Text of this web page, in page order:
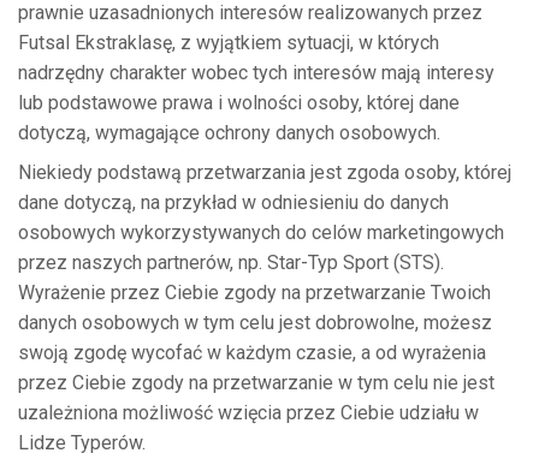
prawnie uzasadnionych interesów realizowanych przez
Futsal Ekstraklasę, z wyjątkiem sytuacji, w których
nadrzędny charakter wobec tych interesów mają interesy
lub podstawowe prawa i wolności osoby, której dane
dotyczą, wymagające ochrony danych osobowych.
Niekiedy podstawą przetwarzania jest zgoda osoby, której
dane dotyczą, na przykład w odniesieniu do danych
osobowych wykorzystywanych do celów marketingowych
przez naszych partnerów, np. Star-Typ Sport (STS).
Wyrażenie przez Ciebie zgody na przetwarzanie Twoich
danych osobowych w tym celu jest dobrowolne, możesz
swoją zgodę wycofać w każdym czasie, a od wyrażenia
przez Ciebie zgody na przetwarzanie w tym celu nie jest
uzależniona możliwość wzięcia przez Ciebie udziału w
Lidze Typerów.